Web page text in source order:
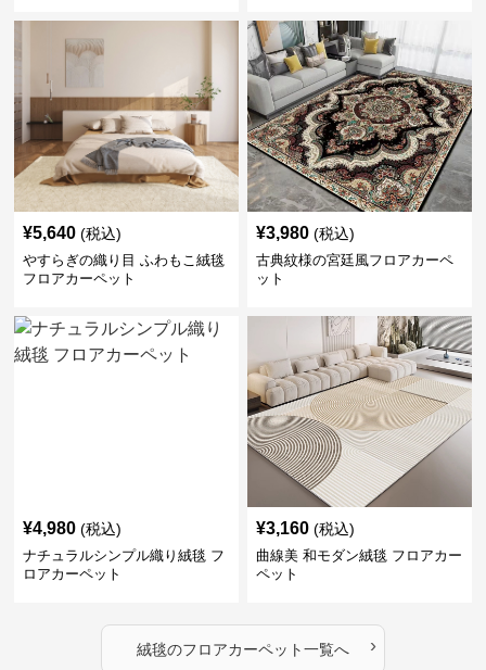
¥5,640 (税込)
やすらぎの織り目 ふわもこ絨毯
フロアカーペット
¥3,980 (税込)
古典紋様の宮廷風フロアカーペ
ット
¥4,980 (税込)
ナチュラルシンプル織り絨毯 フ
ロアカーペット
¥3,160 (税込)
曲線美 和モダン絨毯 フロアカー
ペット
絨毯のフロアカーペット一覧へ ›